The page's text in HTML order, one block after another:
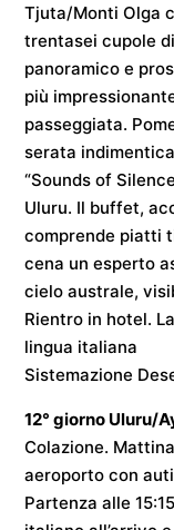
Tjuta/Monti Olga
trentasei cupole
panoramico e
più
passeggiata.
serata
“Sounds of
Uluru. Il buffet,
comprende piatti
cena un esperto
cielo australe,
Rientro in hotel.
lingua italiana
Sistemazione
12° giorno Uluru/
Colazione.
aeroporto con
Partenza alle15:15